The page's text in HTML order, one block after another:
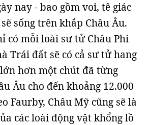
nay - bao gồm voi, tê giác
sống trên khắp Châu Âu.
có mỗi loài sư tử Châu Phi
Trái đất sẽ có cả sư tử hang
hơn một chút đã từng
Âu cho đến khoảng 12.000
Faurby, Châu Mỹ cũng sẽ là
các loài động vật khổng lồ